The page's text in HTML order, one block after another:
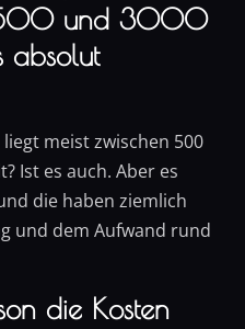
500 und 3000
absolut
meist zwischen 500
Ist es auch. Aber es
die haben ziemlich
und dem Aufwand rund
die Kosten